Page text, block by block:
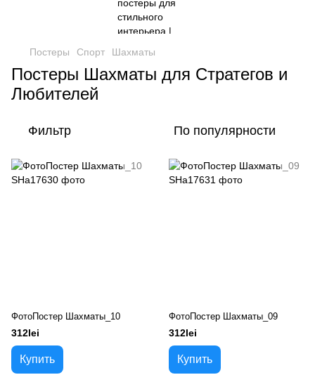
Постеры Спорт Шахматы
Постеры Шахматы для Стратегов и
Любителей
Фильтр По популярности
ФотоПостер Шахматы_10
312lei
Купить
ФотоПостер Шахматы_09
312lei
Купить